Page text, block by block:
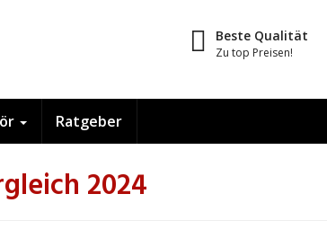
Beste Qualität
Zu top Preisen!
Ratgeber
2024